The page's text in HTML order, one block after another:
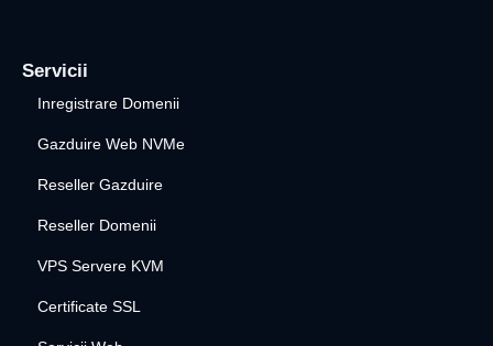
Servicii
Inregistrare Domenii
Gazduire Web NVMe
Reseller Gazduire
Reseller Domenii
VPS Servere KVM
Certificate SSL